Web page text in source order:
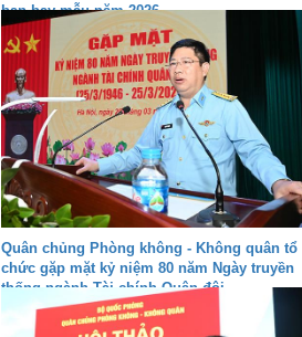
ban bay mẫu năm 2026
Quân chủng Phòng không - Không quân tổ
chức gặp mặt kỷ niệm 80 năm Ngày truyền
thống ngành Tài chính Quân đội